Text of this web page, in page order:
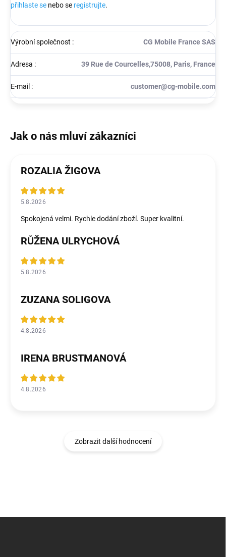
přihlaste se nebo se registrujte.
Výrobní společnost : CG Mobile France SAS
Adresa : 39 Rue de Courcelles,75008, Paris, France
E-mail : customer@cg-mobile.com
ROZALIA ŽIGOVA
5.8.2026
Spokojená velmi. Rychle dodání zboží. Super kvalitní.
RŮŽENA ULRYCHOVÁ
5.8.2026
ZUZANA SOLIGOVA
4.8.2026
IRENA BRUSTMANOVÁ
4.8.2026
Zobrazit další hodnocení